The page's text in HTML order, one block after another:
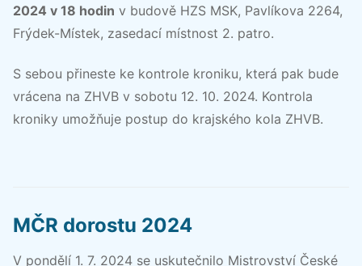
2024 v 18 hodin v budově HZS MSK, Pavlíkova 2264,
Frýdek-Místek, zasedací místnost 2. patro.
S sebou přineste ke kontrole kroniku, která pak bude
vrácena na ZHVB v sobotu 12. 10. 2024. Kontrola
kroniky umožňuje postup do krajského kola ZHVB.
MČR dorostu 2024
V pondělí 1. 7. 2024 se uskutečnilo Mistrovství České